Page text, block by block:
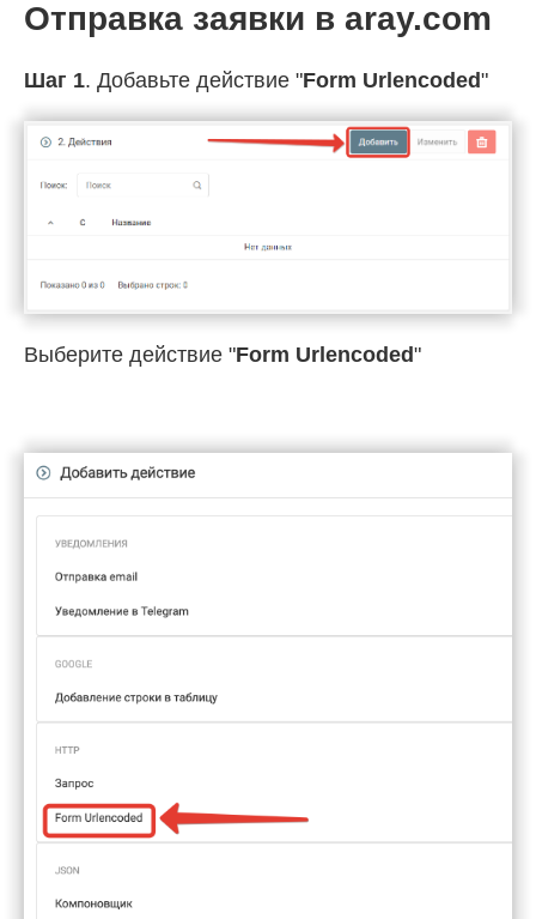
Отправка заявки в aray.com
Шаг 1. Добавьте действие "Form Urlencoded"
Выберите действие "Form Urlencoded"